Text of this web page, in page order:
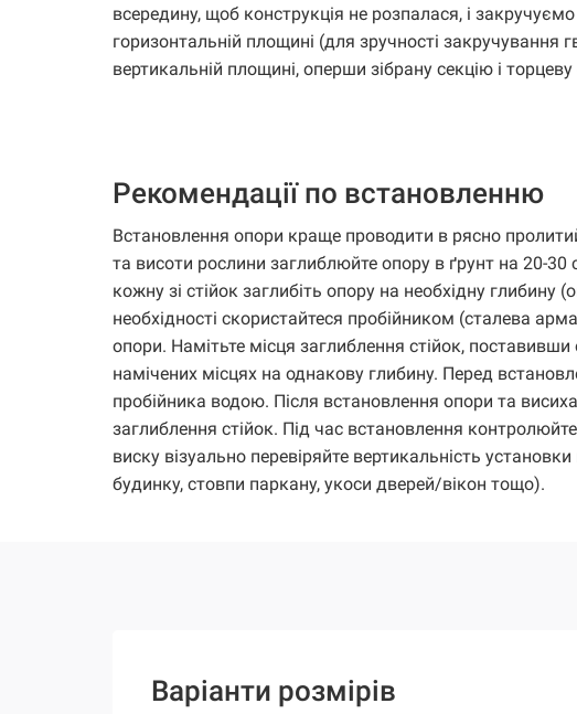
всередину, щоб конструкція не розпалася, і
горизонтальній площині (для зручності закручування
вертикальній площині, оперши зібрану секцію і
Рекомендації по встановленню
Встановлення опори краще проводити в рясно
та висоти рослини заглиблюйте опору в ґрунт на 20-
кожну зі стійок заглибіть опору на необхідну
необхідності скористайтеся пробійником (сталева
опори. Намітьте місця заглиблення стійок,
намічених місцях на однакову глибину. Перед
пробійника водою. Після встановлення опори та
заглиблення стійок. Під час встановлення
виску візуально перевіряйте вертикальність
будинку, стовпи паркану, укоси дверей/вікон тощо).
Варіанти розмірів